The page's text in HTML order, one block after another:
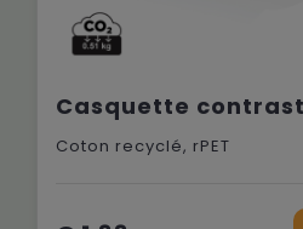
Coton recyclé, rPET